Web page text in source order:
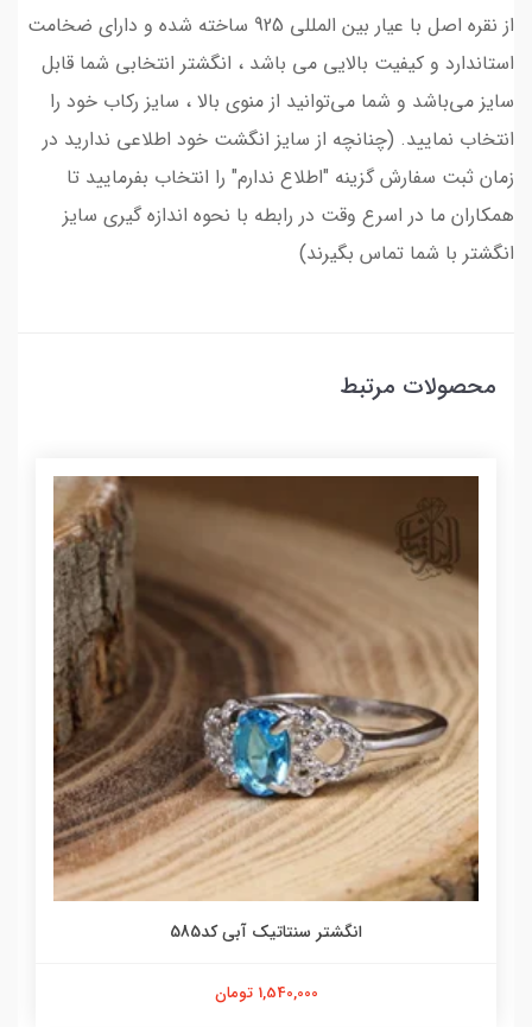
از نقره اصل با عیار بین المللی 925 ساخته شده و دارای ضخامت
استاندارد و کیفیت بالایی می‌ باشد ، انگشتر انتخابی شما قابل
سایز می‌باشد و شما می‌توانید از منوی بالا ، سایز رکاب خود را
انتخاب نمایید. (چنانچه از سایز انگشت خود اطلاعی ندارید در
زمان ثبت سفارش گزینه "اطلاع ندارم" را انتخاب بفرمایید تا
همکاران ما در اسرع وقت در رابطه با نحوه اندازه گیری سایز
انگشتر با شما تماس بگیرند)
محصولات مرتبط
انگشتر سنتاتیک آبی کد585
1,540,000 تومان